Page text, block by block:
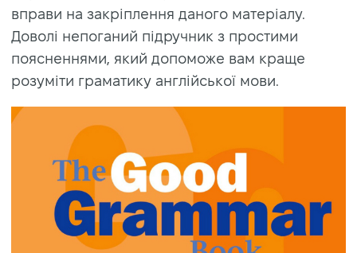
вправи на закріплення даного матеріалу.
Доволі непоганий підручник з простими
поясненнями, який допоможе вам краще
розуміти граматику англійської мови.